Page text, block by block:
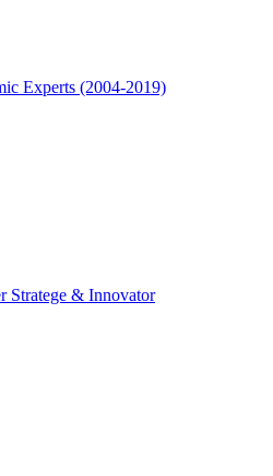
Experts (2004-2019)
Stratege & Innovator